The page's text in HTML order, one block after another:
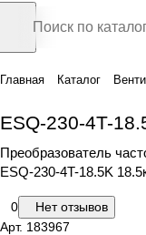
Главная Каталог
ESQ-230-4T-
Преобразователь
ESQ-230-4T-18.5K
0
Нет отзывов
Арт. 183967